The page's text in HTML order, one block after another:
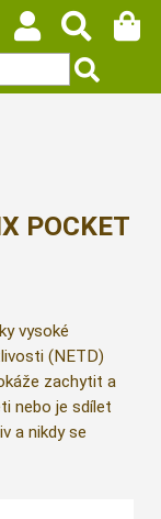
POCKET
vysoké
(NETD)
zachytit a
nebo je sdílet
a nikdy se